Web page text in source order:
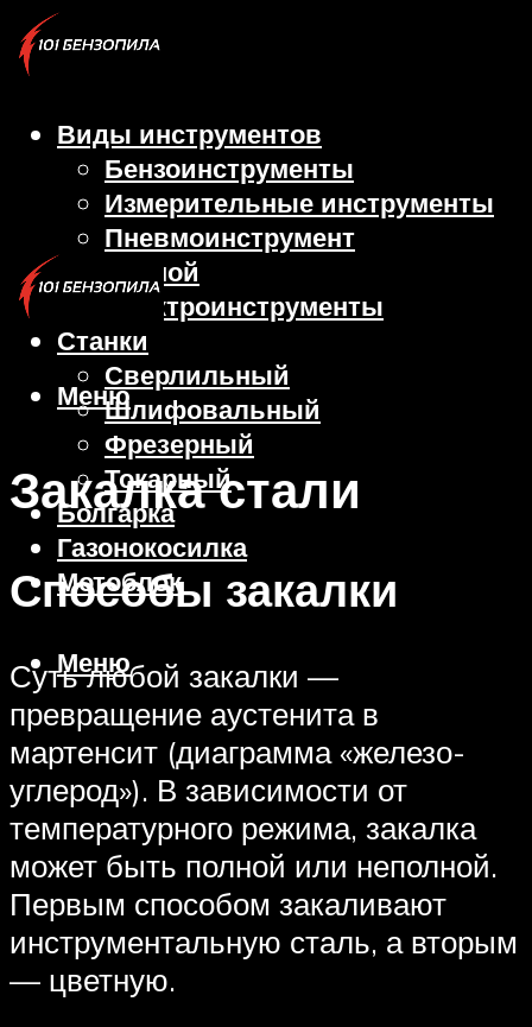
Виды инструментов
Бензоинструменты
Измерительные инструменты
Пневмоинструмент
Ручной
Электроинструменты
Станки
Сверлильный
Шлифовальный
Фрезерный
Токарный
Болгарка
Газонокосилка
Мотоблок
Меню
Меню
Закалка стали
Способы закалки
Суть любой закалки —
превращение аустенита в
мартенсит (диаграмма «железо-
углерод»). В зависимости от
температурного режима, закалка
может быть полной или неполной.
Первым способом закаливают
инструментальную сталь, а вторым
— цветную.